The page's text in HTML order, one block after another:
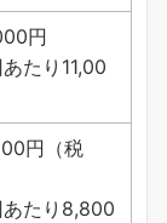
円
あたり11,00
円（税
あたり8,800